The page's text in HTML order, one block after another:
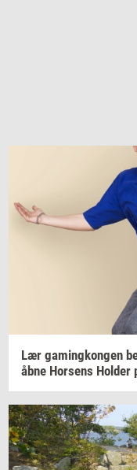
Lær ga­m­ing­kon­gen
åbne Hor­sens Hol­der